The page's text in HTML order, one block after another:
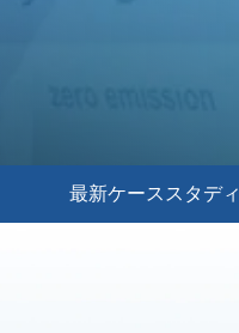
最新ケーススタディ